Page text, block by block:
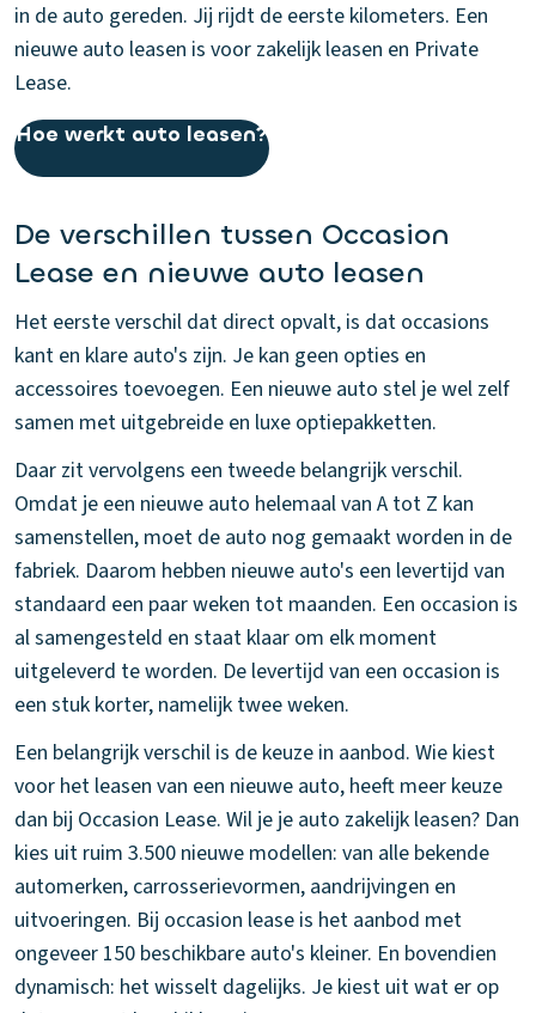
in de auto gereden. Jij rijdt de eerste kilometers. Een
nieuwe auto leasen is voor zakelijk leasen en Private
Lease.
Hoe werkt auto leasen?
De verschillen tussen Occasion
Lease en nieuwe auto leasen
Het eerste verschil dat direct opvalt, is dat occasions
kant en klare auto's zijn. Je kan geen opties en
accessoires toevoegen. Een nieuwe auto stel je wel zelf
samen met uitgebreide en luxe optiepakketten.
Daar zit vervolgens een tweede belangrijk verschil.
Omdat je een nieuwe auto helemaal van A tot Z kan
samenstellen, moet de auto nog gemaakt worden in de
fabriek. Daarom hebben nieuwe auto's een levertijd van
standaard een paar weken tot maanden. Een occasion is
al samengesteld en staat klaar om elk moment
uitgeleverd te worden. De levertijd van een occasion is
een stuk korter, namelijk twee weken.
Een belangrijk verschil is de keuze in aanbod. Wie kiest
voor het leasen van een nieuwe auto, heeft meer keuze
dan bij Occasion Lease. Wil je je auto zakelijk leasen? Dan
kies uit ruim 3.500 nieuwe modellen: van alle bekende
automerken, carrosserievormen, aandrijvingen en
uitvoeringen. Bij occasion lease is het aanbod met
ongeveer 150 beschikbare auto's kleiner. En bovendien
dynamisch: het wisselt dagelijks. Je kiest uit wat er op